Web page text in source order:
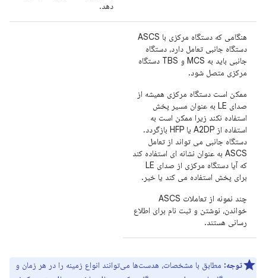
دهد.
هنگامی که دستگاه مرکزی با ASCS
دستگاه جانبی تعامل دارد، دستگاه
جانبی باید به MCS و TBS دستگاه
مرکزی متصل شود.
ممکن است دستگاه مرکزی همیشه از
صدای LE به عنوان مسیر پخش
استفاده نکند زیرا ممکن است به
استفاده از A2DP یا HFP بازگردد.
دستگاه جانبی می تواند از تعامل
ASCS به عنوان نشانه ای استفاده کند
که آیا دستگاه مرکزی از صدای LE
برای پخش استفاده می کند یا خیر.
چند نمونه از تعاملات ASCS
خواندن، نوشتن و ثبت نام برای اطلاع
رسانی هستند.
توجه: مطابق با مشخصات، هدست‌ها می‌توانند انواع زمینه را در هر زمان و